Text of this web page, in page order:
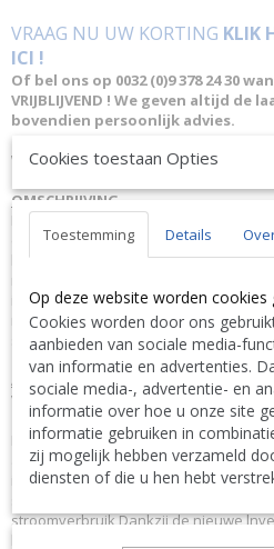
VRAAG NU UW KORTING KLIK
ICI !
Of bel ons op 0032 (0)9 378 24 30
VRIJBLIJVEND ! We geven altijd de
bovendien persoonlijk advies.
Wij geven op aanvraag via mail
OMSCHRIJVING
De INVER X is zonder twijfel de
de afgelopen jaren. INVER X
krachtige turboprestaties. De
invertercompressorregeling en
resultaat? Zwembad sneller
superstille werking. Kortom, alles
zwembadtechnologie om draait.
ALGEMEEN
Voordelen Gepatenteerde zeshoek:
zeshoek met honingraat, de grootste
Intelligent touchscreen: Het fraai
allen tijde informatie over de status
ingebouwde wifi: Om uw INVER X
stroomverbruik Dankzij de nieuwe
Cookies toestaan Opties
Toestemming Details
Op deze website worden cookies
Cookies worden door ons
aanbieden van sociale media-
van informatie en advertenties.
sociale media-, advertentie- en
informatie over hoe u onze site
informatie gebruiken in
zij mogelijk hebben verzameld
diensten of die u hen hebt